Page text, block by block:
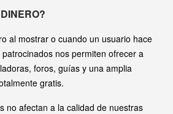
al mostrar o cuando un usuario hace
nos permiten ofrecer a
foros, guías y una amplia
gratis.
no afectan a la calidad de nuestras